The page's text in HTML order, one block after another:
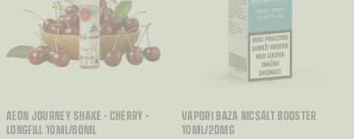
AEON JOURNEY SHAKE - CHERRY -
LONGFILL 10ML/60ML
VAPORI BAZA NICSALT BOOSTER
10ML/20MG